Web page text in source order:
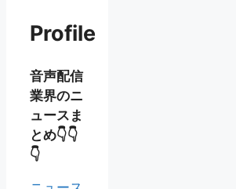
Profile
音声配信
業界のニ
ュースま
とめ👇👇
👇